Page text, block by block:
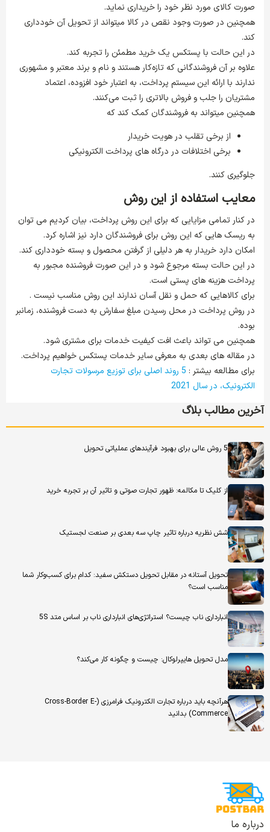
صورت کالای مورد نظر خود را خریداری نماید.
همچنین در صورت وجود نقص در کالا میتواند از تحویل آن خودداری
کند.
در این حالت با پستکس یک خرید مطمئن را تجربه کند.
علاوه بر آن فروشندگانی که تازه‌کار هستند و نام و برند معتبر و مشهوری
ندارند با ارائه این سیستم پرداخت، به اعتبار خود افزوده، اعتماد
مشتریان را جلب و فروش بالاتری را ثبت می‌کنند.
همچنین میتواند به فروشندگان کمک کند که
از برخی تقلب در هویت خریدار
برخی اختلافات در درگاه های پرداخت الکترونیکی
جلوگیری کنند.
معایب استفاده از این روش
در کنار تمامی مزایایی که برای این روش پرداخت، بیان کردیم می توان
به ریسک هایی که این روش برای فروشندگان دارد نیز اشاره کرد.
امکان دارد خریدار به هر دلیلی از گرفتن محصول و بسته خودداری کند.
در این حالت بسته مرجوع شود و در این صورت فروشنده مجبور به
پرداخت هزینه های پستی است.
برای کالاهایی که حمل و نقل آسان ندارند این روش مناسب نیست .
در روش پرداخت در محل رسیدن مبلغ سفارش به دست فروشنده، زمانبر
بوده.
همچنین می تواند باعث افت کیفیت خدمات برای مشتری شود.
در مقاله های بعدی به معرفی سایر خدمات پستکس خواهیم پرداخت.
برای مطالعه بیشتر :
5 روند اصلی برای توزیع مرسولات تجارت
الکترونیک، در سال 2021
آخرین مطالب بلاگ
5 روش عالی برای بهبود فرآیندهای عملیاتی تحویل
از کلیک تا مکالمه: ظهور تجارت صوتی و تاثیر آن بر تجربه خرید
شش نظریه درباره تاثیر چاپ سه بعدی بر صنعت لجستیک
تحویل آستانه در مقابل تحویل دستکش سفید: کدام برای کسب‌وکار شما
مناسب است؟
انبارداری ناب چیست؟ استراتژی‌های انبارداری ناب بر اساس متد 5S
مدل تحویل هایپرلوکال: چیست و چگونه کار می‌کند؟
هرآنچه باید درباره تجارت الکترونیک فرامرزی (Cross-Border E-
Commerce) بدانید
درباره ما